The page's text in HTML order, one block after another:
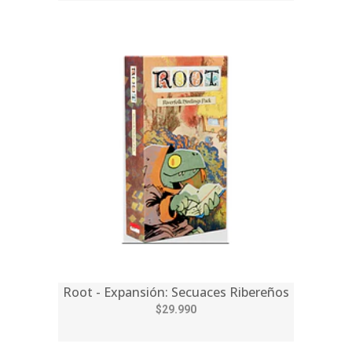
Root - Expansión: Secuaces Ribereños
$29.990